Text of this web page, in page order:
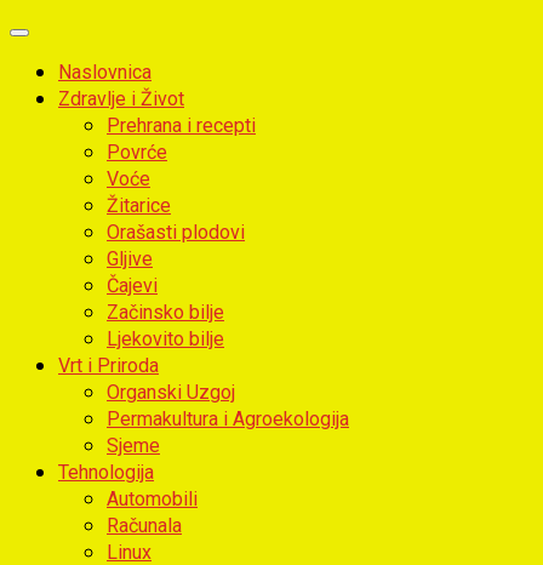
Primary
MenuNaslovnica
Zdravlje i Život
Prehrana i recepti
Povrće
Voće
Žitarice
Orašasti plodovi
Gljive
Čajevi
Začinsko bilje
Ljekovito bilje
Vrt i Priroda
Organski Uzgoj
Permakultura i Agroekologija
Sjeme
Tehnologija
Automobili
Računala
Linux